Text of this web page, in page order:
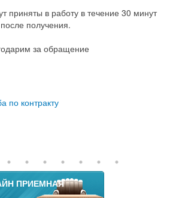
приняты в работу в течение 30 минут
после получения.
за обращение
ПРИЕМНАЯ